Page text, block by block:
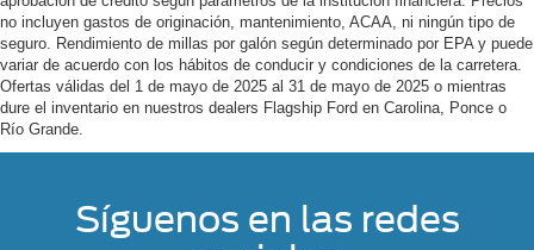
no incluyen gastos de originación, mantenimiento, ACAA, ni ningún tipo de
seguro. Rendimiento de millas por galón según determinado por EPA y puede
variar de acuerdo con los hábitos de conducir y condiciones de la carretera.
Ofertas válidas del 1 de mayo de 2025 al 31 de mayo de 2025 o mientras
dure el inventario en nuestros dealers Flagship Ford en Carolina, Ponce o
Río Grande.
Síguenos en las redes